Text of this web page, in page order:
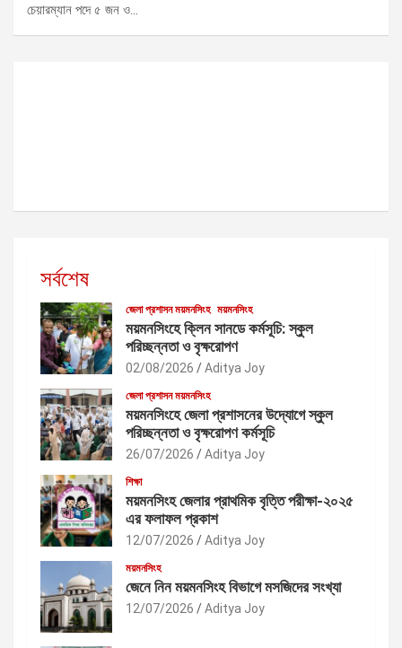
চেয়ারম্যান পদে ৫ জন ও…
সর্বশেষ
জেলা প্রশাসন ময়মনসিংহ ময়মনসিংহ
ময়মনসিংহে ক্লিন সানডে কর্মসূচি: স্কুল
পরিচ্ছন্নতা ও বৃক্ষরোপণ
02/08/2026 Aditya Joy
জেলা প্রশাসন ময়মনসিংহ
ময়মনসিংহে জেলা প্রশাসনের উদ্যোগে স্কুল
পরিচ্ছন্নতা ও বৃক্ষরোপণ কর্মসূচি
26/07/2026 Aditya Joy
শিক্ষা
ময়মনসিংহ জেলার প্রাথমিক বৃত্তি পরীক্ষা-২০২৫
এর ফলাফল প্রকাশ
12/07/2026 Aditya Joy
ময়মনসিংহ
জেনে নিন ময়মনসিংহ বিভাগে মসজিদের সংখ্যা
12/07/2026 Aditya Joy